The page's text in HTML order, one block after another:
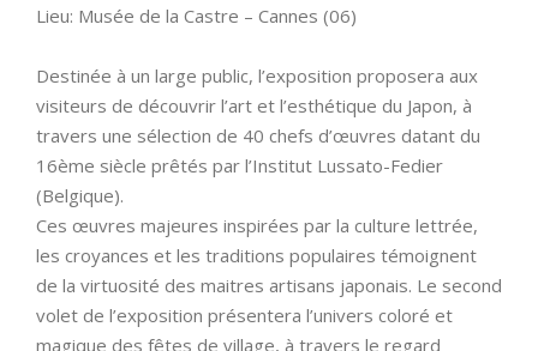
Lieu: Musée de la Castre – Cannes (06)
Destinée à un large public, l’exposition proposera aux
visiteurs de découvrir l’art et l’esthétique du Japon, à
travers une sélection de 40 chefs d’œuvres datant du
16ème siècle prêtés par l’Institut Lussato-Fedier
(Belgique).
Ces œuvres majeures inspirées par la culture lettrée,
les croyances et les traditions populaires témoignent
de la virtuosité des maitres artisans japonais. Le second
volet de l’exposition présentera l’univers coloré et
magique des fêtes de village, à travers le regard